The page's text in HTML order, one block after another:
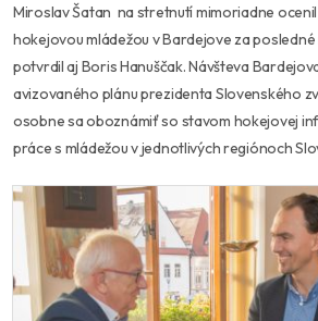
Miroslav Šatan na stretnutí mimoriadne
hokejovou mládežou v Bardejove za
potvrdil aj Boris Hanuščak. Návšteva
avizovaného plánu prezidenta Slovenského
osobne sa oboznámiť so stavom hokejovej
práce s mládežou v jednotlivých regiónoch